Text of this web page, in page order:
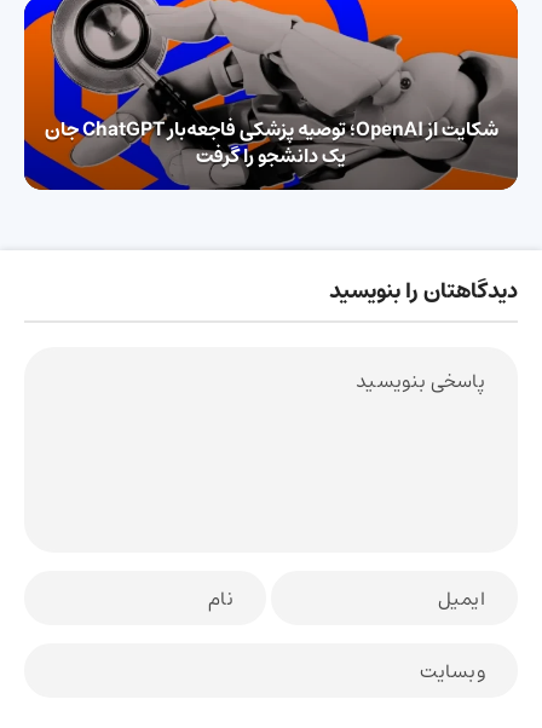
شکایت از OpenAI؛ توصیه پزشکی فاجعه‌بار ChatGPT جان
یک دانشجو را گرفت
دیدگاهتان را بنویسید